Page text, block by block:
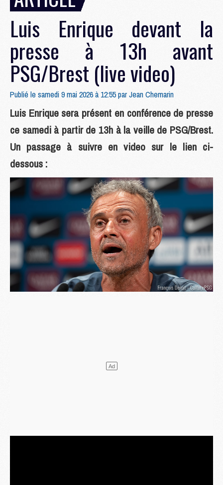
Luis Enrique devant la
presse à 13h avant
PSG/Brest (live video)
Publié le samedi 9 mai 2026 à 12:55 parJean Chemarin
Luis Enrique sera présent en conférence de presse
ce samedi à partir de 13h à la veille de PSG/Brest.
Un passage à suivre en video sur le lien ci-
dessous :